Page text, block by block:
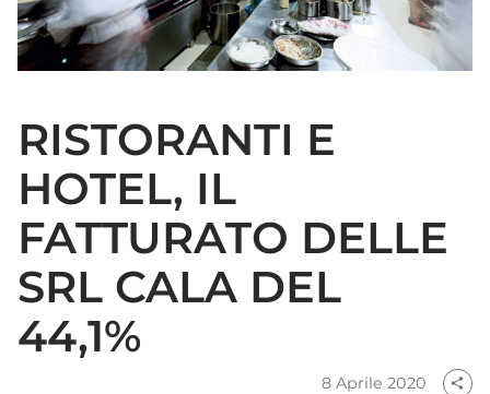
RISTORANTI E
HOTEL, IL
FATTURATO DELLE
SRL CALA DEL
44,1%
8 Aprile 2020 share